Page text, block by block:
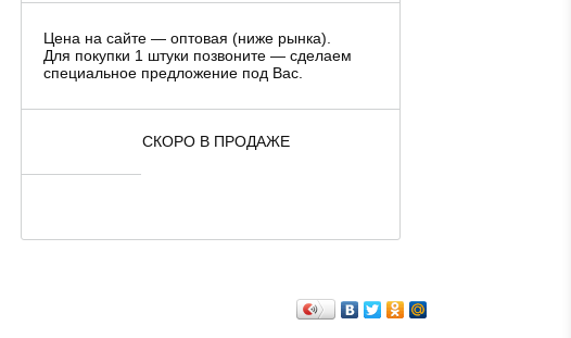
Цена на сайте — оптовая (ниже рынка).
Для покупки 1 штуки позвоните — сделаем
специальное предложение под Вас.
СКОРО В ПРОДАЖЕ